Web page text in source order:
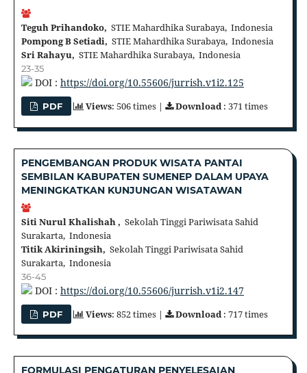
Teguh Prihandoko, STIE Mahardhika Surabaya, Indonesia
Pompong B Setiadi, STIE Mahardhika Surabaya, Indonesia
Sri Rahayu, STIE Mahardhika Surabaya, Indonesia
23-35
DOI : https://doi.org/10.55606/jurrish.v1i2.125
PDF Views: 506 times | Download: 371 times
PENGEMBANGAN PRODUK WISATA PANTAI
SEMBILAN KABUPATEN SUMENEP DALAM UPAYA
MENINGKATKAN KUNJUNGAN WISATAWAN
Siti Nurul Khalishah , Sekolah Tinggi Pariwisata Sahid
Surakarta, Indonesia
Titik Akiriningsih, Sekolah Tinggi Pariwisata Sahid
Surakarta, Indonesia
36-45
DOI : https://doi.org/10.55606/jurrish.v1i2.147
PDF Views: 852 times | Download : 717 times
FORMULASI PENGATURAN PENYELESAIAN